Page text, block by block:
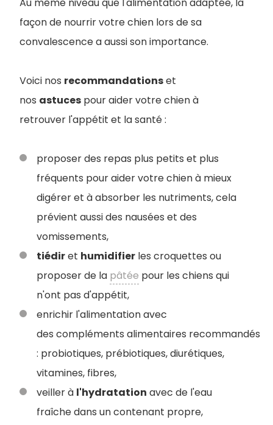
façon de nourrir votre chien lors de sa
convalescence a aussi son importance.
Voici nos recommandationset
nos astuces pour aider votre chien à
retrouver l'appétit et la santé :
proposer des repas plus petits et plus
fréquents pour aider votre chien à mieux
digérer et à absorber les nutriments, cela
prévient aussi des nausées et des
vomissements,
tiédiret humidifier les croquettes ou
proposer de la pâtée pour les chiens qui
n'ont pas d'appétit,
enrichir l'alimentation avec
des compléments alimentaires recommandés
: probiotiques, prébiotiques, diurétiques,
vitamines, fibres,
veiller à l'hydratation avec de l'eau
fraîche dans un contenant propre,